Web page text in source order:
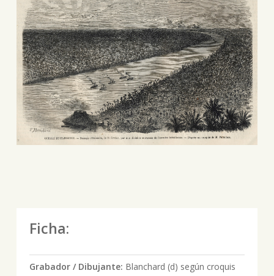
Ficha:
Grabador / Dibujante: Blanchard (d) según croquis